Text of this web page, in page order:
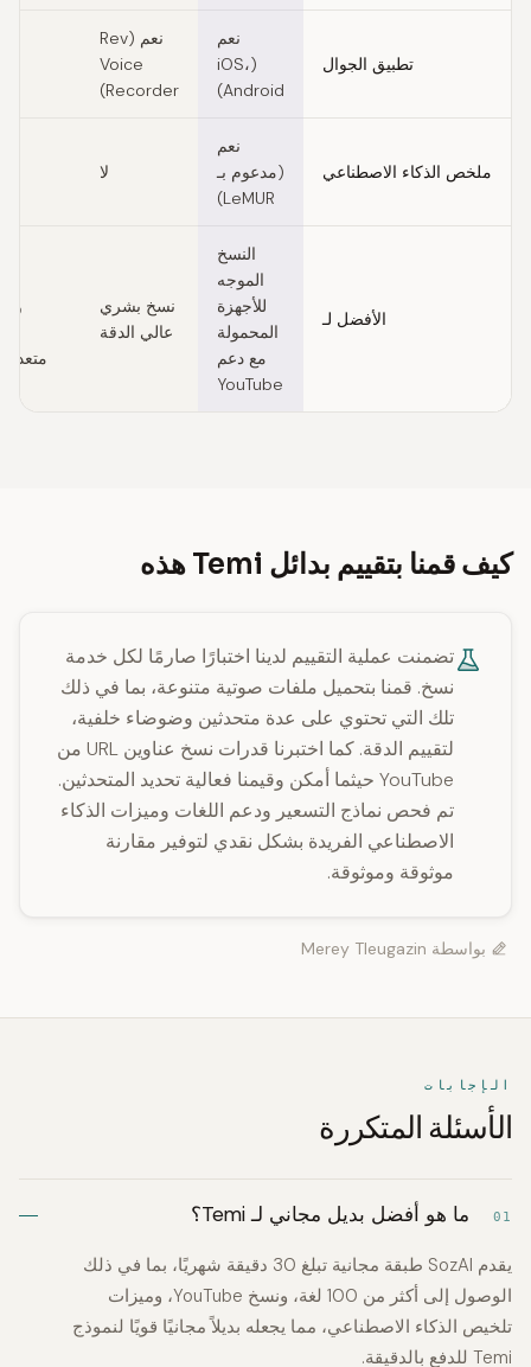
تطبيق الجوال
نعم
(iOS،
Android)
نعم (Rev
Voice
Recorder)
ملخص الذكاء الاصطناعي
نعم
(مدعوم بـ
LeMUR)
لا
الأفضل لـ
النسخ
الموجه
للأجهزة
المحمولة
مع دعم
YouTube
نسخ بشري
عالي الدقة
كيف قمنا بتقييم بدائل Temi هذه
تضمنت عملية التقييم لدينا اختبارًا صارمًا لكل خدمة
نسخ. قمنا بتحميل ملفات صوتية متنوعة، بما في ذلك
تلك التي تحتوي على عدة متحدثين وضوضاء خلفية،
لتقييم الدقة. كما اختبرنا قدرات نسخ عناوين URL من
YouTube حيثما أمكن وقيمنا فعالية تحديد المتحدثين.
تم فحص نماذج التسعير ودعم اللغات وميزات الذكاء
الاصطناعي الفريدة بشكل نقدي لتوفير مقارنة
موثوقة وموثوقة.
بواسطة Merey Tleugazin
الإجابات
الأسئلة المتكررة
01 ما هو أفضل بديل مجاني لـ Temi؟
يقدم SozAI طبقة مجانية تبلغ 30 دقيقة شهريًا، بما في ذلك
الوصول إلى أكثر من 100 لغة، ونسخ YouTube، وميزات
تلخيص الذكاء الاصطناعي، مما يجعله بديلاً مجانيًا قويًا لنموذج
Temi للدفع بالدقيقة.